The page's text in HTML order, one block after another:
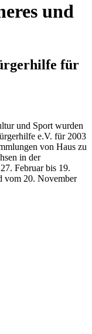
und
für
und Sport wurden
e.V. für 2003
von Haus zu
in der
Februar bis 19.
vom 20. November